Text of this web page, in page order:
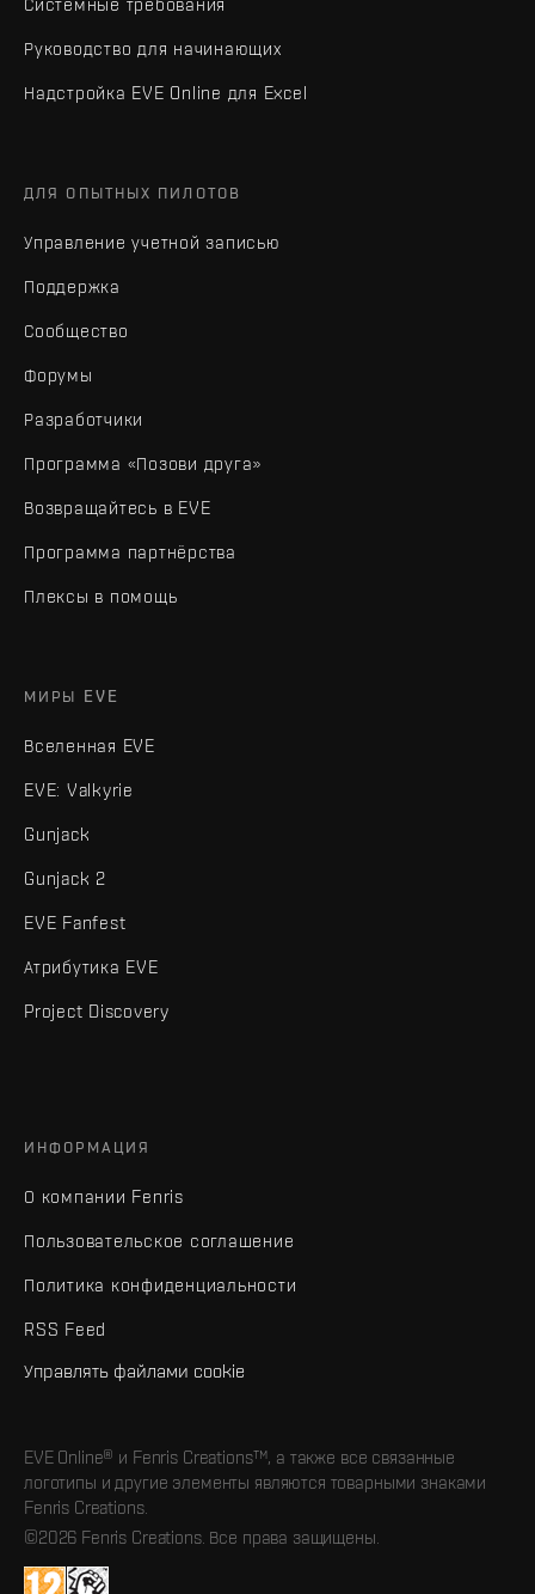
Руководство для начинающих
Надстройка EVE Online для Excel
ДЛЯ ОПЫТНЫХ ПИЛОТОВ
Управление учетной записью
Поддержка
Сообщество
Форумы
Разработчики
Программа «Позови друга»
Возвращайтесь в EVE
Программа партнёрства
Плексы в помощь
МИРЫ EVE
Вселенная EVE
EVE: Valkyrie
Gunjack
Gunjack 2
EVE Fanfest
Атрибутика EVE
Project Discovery
ИНФОРМАЦИЯ
О компании Fenris
Пользовательское соглашение
Политика конфиденциальности
RSS Feed
Управлять файлами cookie
EVE Online® и Fenris Creations™, а также все связанные
логотипы и другие элементы являются товарными знаками
Fenris Creations.
©2026 Fenris Creations. Все права защищены.